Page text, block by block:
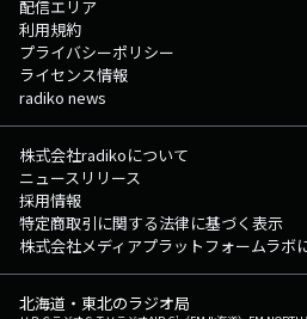
配信エリア
利用規約
プライバシーポリシー
ライセンス情報
radiko news
株式会社radikoについて
ニュースリリース
採用情報
特定商取引に関する法律に基づく表示
株式会社メディアプラットフォームラボ
北海道・東北のラジオ局